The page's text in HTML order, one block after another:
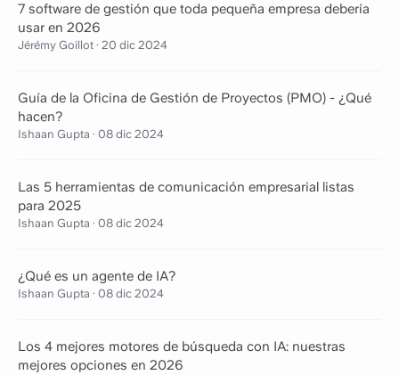
7 software de gestión que toda pequeña empresa debería
usar en 2026
Jérémy Goillot · 20 dic 2024
Guía de la Oficina de Gestión de Proyectos (PMO) - ¿Qué
hacen?
Ishaan Gupta · 08 dic 2024
Las 5 herramientas de comunicación empresarial listas
para 2025
Ishaan Gupta · 08 dic 2024
¿Qué es un agente de IA?
Ishaan Gupta · 08 dic 2024
Los 4 mejores motores de búsqueda con IA: nuestras
mejores opciones en 2026